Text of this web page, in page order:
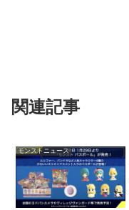
関連記事
モンストニュース